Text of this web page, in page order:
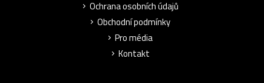
Ochrana osobních údajů
Obchodní podmínky
Pro média
Kontakt